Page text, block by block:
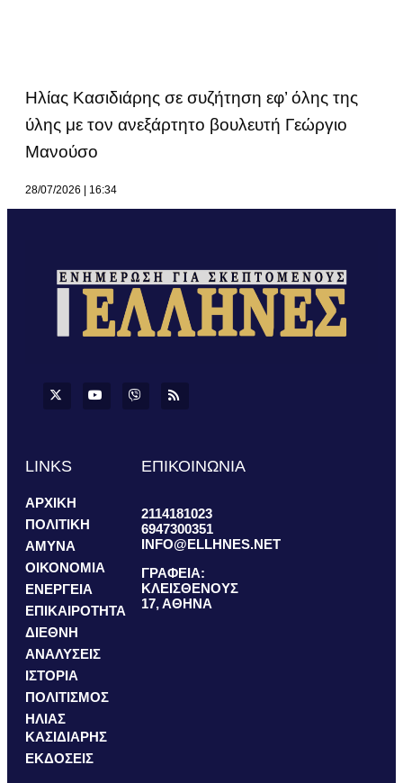
Ηλίας Κασιδιάρης σε συζήτηση εφ’ όλης της
ύλης με τον ανεξάρτητο βουλευτή Γεώργιο
Μανούσο
28/07/2026 16:34
LINKS
ΑΡΧΙΚΗ
ΠΟΛΙΤΙΚΗ
ΑΜΥΝΑ
ΟΙΚΟΝΟΜΙΑ
ΕΝΕΡΓΕΙΑ
ΕΠΙΚΑΙΡΟΤΗΤΑ
ΔΙΕΘΝΗ
ΑΝΑΛΥΣΕΙΣ
ΙΣΤΟΡΙΑ
ΠΟΛΙΤΙΣΜΟΣ
ΗΛΙΑΣ
ΚΑΣΙΔΙΑΡΗΣ
ΕΚΔΟΣΕΙΣ
ΕΠΙΚΟΙΝΩΝΙΑ
2114181023
6947300351
INFO@ELLHNES.NET
ΓΡΑΦΕΙΑ:
ΚΛΕΙΣΘΕΝΟΥΣ
17, ΑΘΗΝΑ